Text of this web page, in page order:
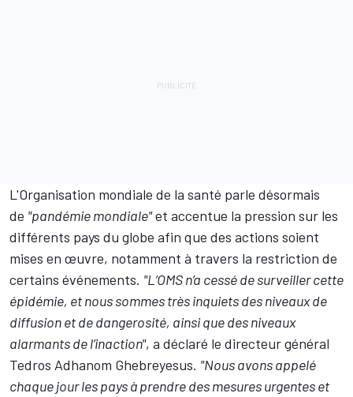
L'Organisation mondiale de la santé parle désormais
de "pandémie mondiale"et accentue la pression sur les
différents pays du globe afin que des actions soient
mises en œuvre, notamment à travers la restriction de
certains événements. "L’OMS n’a cessé de surveiller cette
épidémie, et nous sommes très inquiets des niveaux de
diffusion et de dangerosité, ainsi que des niveaux
alarmants de l’inaction", a déclaré le directeur général
Tedros Adhanom Ghebreyesus. "Nous avons appelé
chaque jour les pays à prendre des mesures urgentes et